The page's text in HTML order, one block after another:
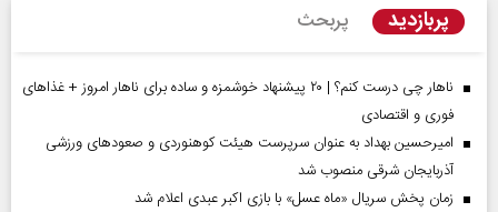
پربازدید پربحث
ناهار چی درست کنم؟ | ۲۰ پیشنهاد خوشمزه و ساده برای ناهار امروز + غذاهای
فوری و اقتصادی
امیرحسین بهداد به عنوان سرپرست هیئت کوهنوردی و صعودهای ورزشی
آذربایجان شرقی منصوب شد
زمان پخش سریال «ماه عسل» با بازی اکبر عبدی اعلام شد